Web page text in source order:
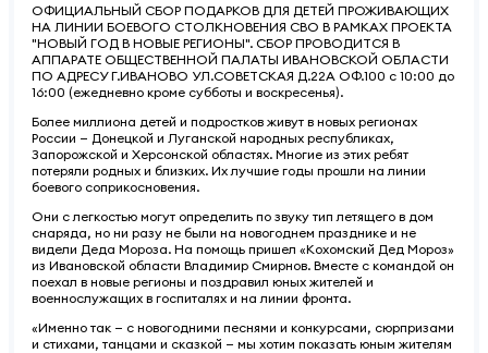
ОФИЦИАЛЬНЫЙ СБОР ПОДАРКОВ ДЛЯ ДЕТЕЙ ПРОЖИВАЮЩИХ
НА ЛИНИИ БОЕВОГО СТОЛКНОВЕНИЯ СВО В РАМКАХ ПРОЕКТА
"НОВЫЙ ГОД В НОВЫЕ РЕГИОНЫ". СБОР ПРОВОДИТСЯ В
АППАРАТЕ ОБЩЕСТВЕННОЙ ПАЛАТЫ ИВАНОВСКОЙ ОБЛАСТИ
ПО АДРЕСУ Г.ИВАНОВО УЛ.СОВЕТСКАЯ Д.22А ОФ.100 с 10:00 до
16:00 (ежедневно кроме субботы и воскресенья).
Более миллиона детей и подростков живут в новых регионах
России — Донецкой и Луганской народных республиках,
Запорожской и Херсонской областях. Многие из этих ребят
потеряли родных и близких. Их лучшие годы прошли на линии
боевого соприкосновения.
Они с легкостью могут определить по звуку тип летящего в дом
снаряда, но ни разу не были на новогоднем празднике и не
видели Деда Мороза. На помощь пришел «Кохомский Дед Мороз»
из Ивановской области Владимир Смирнов. Вместе с командой он
поехал в новые регионы и поздравил юных жителей и
военнослужащих в госпиталях и на линии фронта.
«Именно так — с новогодними песнями и конкурсами, сюрпризами
и стихами, танцами и сказкой — мы хотим показать юным жителям